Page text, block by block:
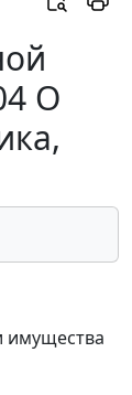
О
имущества